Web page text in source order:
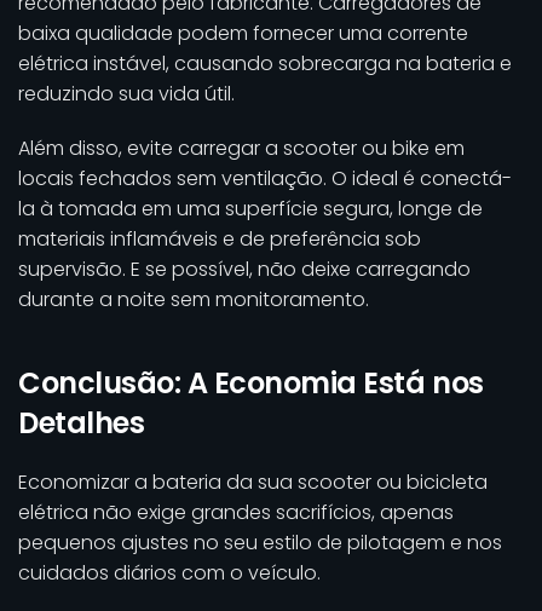
baixa qualidade podem fornecer uma corrente
elétrica instável, causando sobrecarga na bateria e
reduzindo sua vida útil.
Além disso, evite carregar a scooter ou bike em
locais fechados sem ventilação. O ideal é conectá-
la à tomada em uma superfície segura, longe de
materiais inflamáveis e de preferência sob
supervisão. E se possível, não deixe carregando
durante a noite sem monitoramento.
Conclusão: A Economia Está nos
Detalhes
Economizar a bateria da sua scooter ou bicicleta
elétrica não exige grandes sacrifícios, apenas
pequenos ajustes no seu estilo de pilotagem e nos
cuidados diários com o veículo.